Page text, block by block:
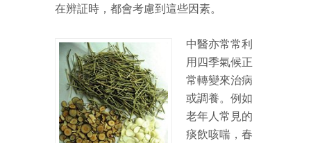
在辨証時，都會考慮到這些因素。
中醫亦常常利
用四季氣候正
常轉變來治病
或調養。例如
老年人常見的
痰飲咳喘，春